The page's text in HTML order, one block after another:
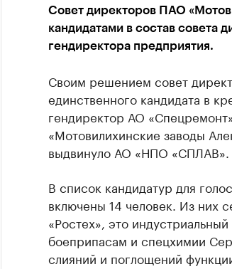
Совет директоров ПАО
кандидатами в состав совета
гендиректора предприятия.
Своим решением совет
единственного кандидата в
гендиректор АО
«Мотовилихинские заводы
выдвинуло АО «НПО «СПЛАВ».
В список кандидатур для
включены 14 человек. Из них
«Ростех», это
боеприпасам и спецхимии
слияний и поглощений